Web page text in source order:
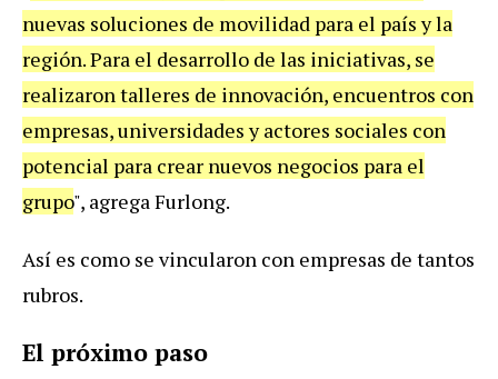
nuevas soluciones de movilidad para el país y la
región. Para el desarrollo de las iniciativas, se
realizaron talleres de innovación, encuentros con
empresas, universidades y actores sociales con
potencial para crear nuevos negocios para el
grupo", agrega Furlong.
Así es como se vincularon con empresas de tantos
rubros.
El próximo paso